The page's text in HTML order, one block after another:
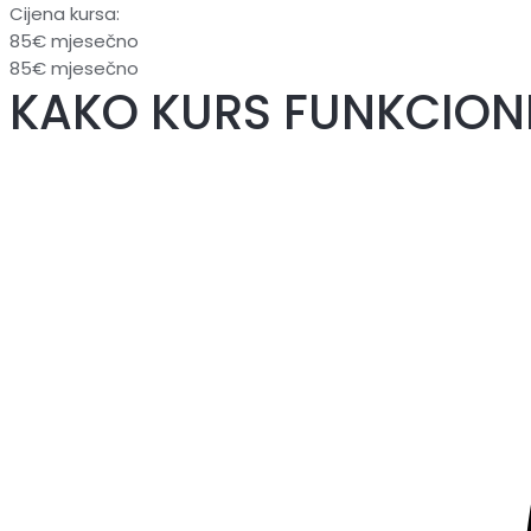
Cijena kursa:
85€ mjesečno
85€ mjesečno
KAKO KURS